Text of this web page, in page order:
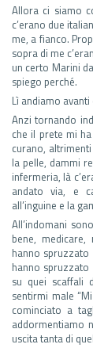
Allora ci siamo
c’erano due
me, a fianco.
sopra di me
un certo Marini
spiego perché.
Lì andiamo
Anzi tornando
che il prete mi
curano,
la pelle, dammi
infermeria, là
andato via, e
all’inguine e la
All’indomani
bene,
hanno
hanno
su quei scaffali
sentirmi male
cominciato a
addormentiamo
uscita tanta di